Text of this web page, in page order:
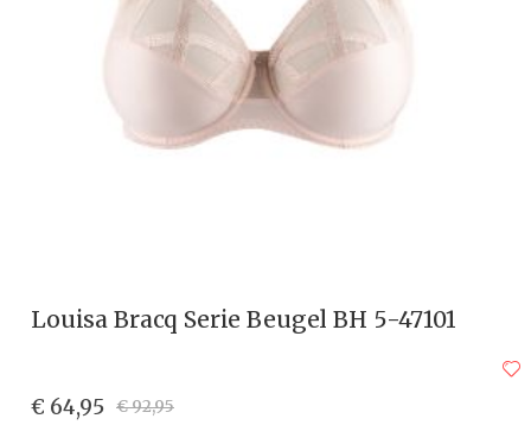
Louisa Bracq Serie Beugel BH 5-47101
€ 64,95 € 92,95